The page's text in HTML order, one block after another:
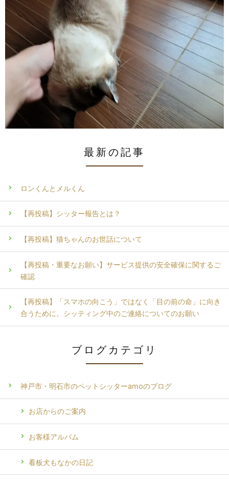
最新の記事
ロンくんとメルくん
【再投稿】シッター報告とは？
【再投稿】猫ちゃんのお世話について
【再投稿・重要なお願い】サービス提供の安全確保に関するご
確認
【再投稿】「スマホの向こう」ではなく「目の前の命」に向き
合うために。シッティング中のご連絡についてのお願い
ブログカテゴリ
神戸市・明石市のペットシッターamoのブログ
お店からのご案内
お客様アルバム
看板犬もなかの日記